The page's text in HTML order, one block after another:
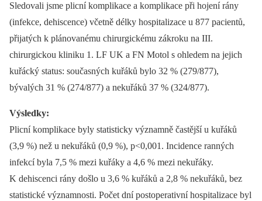
Sledovali jsme plicní komplikace a komplikace při hojení rány
(infekce, dehiscence) včetně délky hospitalizace u 877 pacientů,
přijatých k plánovanému chirurgickému zákroku na III.
chirurgickou kliniku 1. LF UK a FN Motol s ohledem na jejich
kuřácký status: současných kuřáků bylo 32 % (279/877),
bývalých 31 % (274/877) a nekuřáků 37 % (324/877).
Výsledky:
Plicní komplikace byly statisticky významně častější u kuřáků
(3,9 %) než u nekuřáků (0,9 %), p<0,001. Incidence ranných
infekcí byla 7,5 % mezi kuřáky a 4,6 % mezi nekuřáky.
K dehiscenci rány došlo u 3,6 % kuřáků a 2,8 % nekuřáků, bez
statistické významnosti. Počet dní postoperativní hospitalizace byl